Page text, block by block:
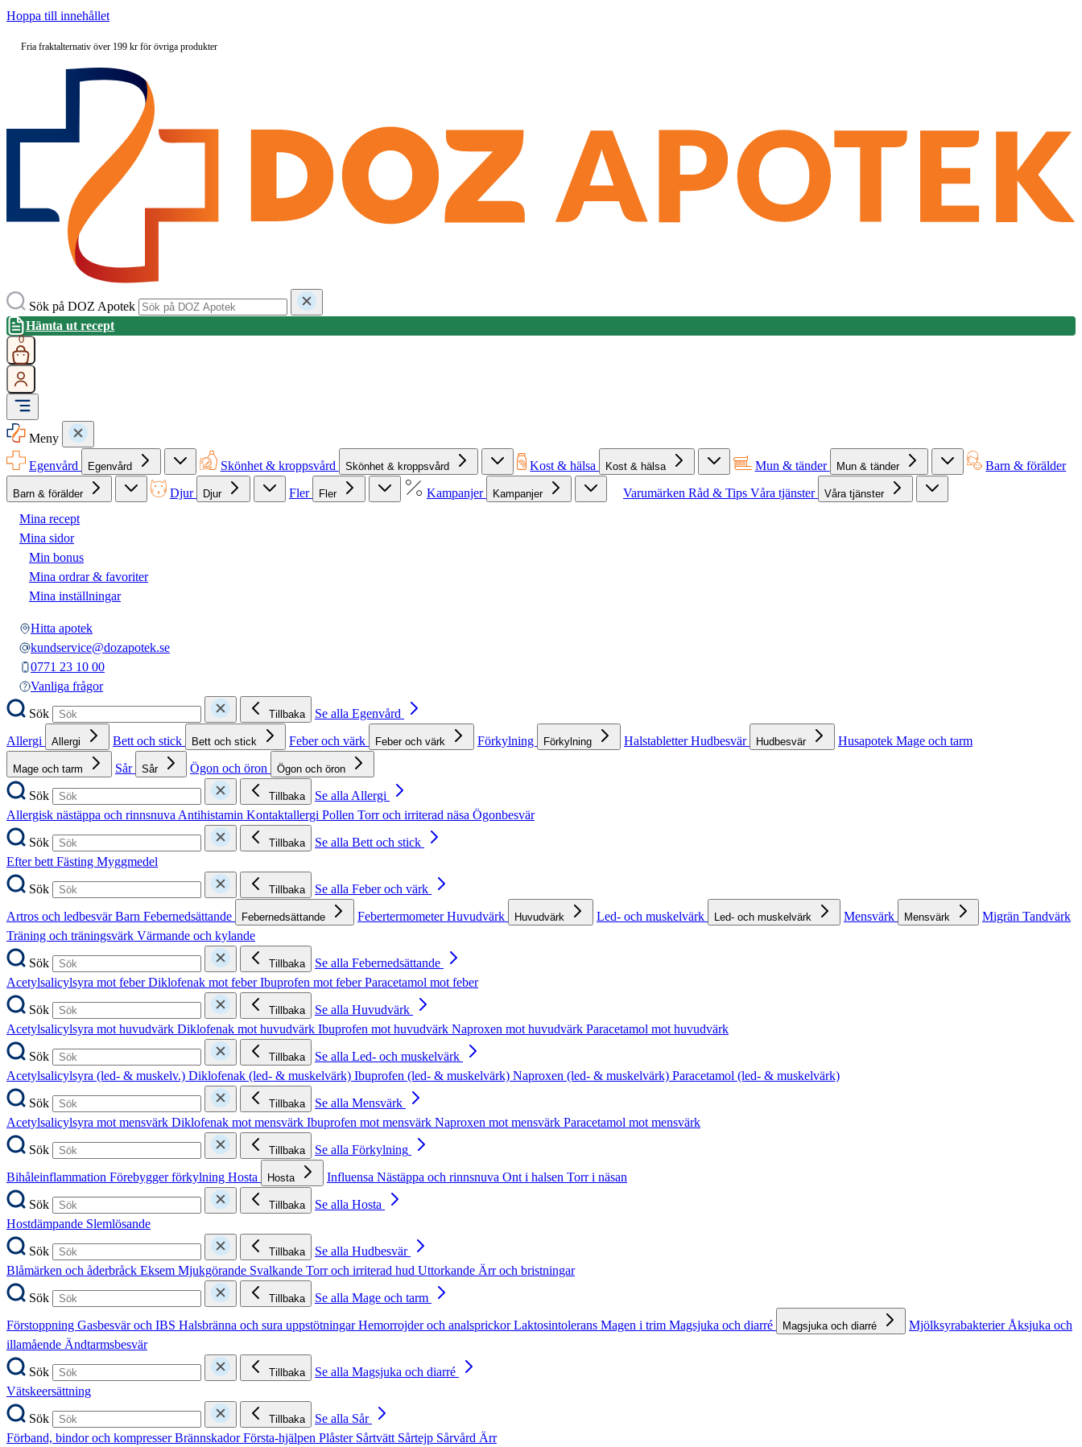
Hoppa till innehållet
Fria fraktalternativ över 199 kr för övriga produkter
Sök på DOZ Apotek
Hämta ut recept
0
Meny
Egenvård
Egenvård Skönhet & kroppsvård Skönhet & kroppsvård Kost & hälsa Kost & hälsa Mun & tänder Mun & tänder Barn & förälder
Barn & förälder Djur Djur Fler Fler Kampanjer Kampanjer Varumärken Råd & Tips Våra tjänster Våra tjänster
Mina recept
Mina sidor
Min bonus
Mina ordrar & favoriter
Mina inställningar
Hitta apotek
kundservice@dozapotek.se
0771 23 10 00
Vanliga frågor
Sök
Tillbaka
Se alla Egenvård
Allergi
Allergi Bett och stick Bett och stick Feber och värk Feber och värk Förkylning Förkylning HalstabletterHudbesvär Hudbesvär Husapotek Mage och tarm
Mage och tarm Sår Sår Ögon och öron Ögon och öron
Sök Tillbaka
Se alla Allergi
Allergisk nästäppa och rinnsnuva Antihistamin Kontaktallergi Pollen Torr och irriterad näsa Ögonbesvär
Sök
Tillbaka
Se alla Bett och stick
Efter bett Fästing Myggmedel
Sök
Tillbaka
Se alla Feber och värk
Artros och ledbesvärBarn Febernedsättande Febernedsättande FebertermometerHuvudvärk Huvudvärk Led- och muskelvärk Led- och muskelvärk Mensvärk Mensvärk Migrän Tandvärk
Träning och träningsvärk Värmande och kylande
Sök
Tillbaka
Se alla Febernedsättande
Acetylsalicylsyra mot feberDiklofenak mot feberIbuprofen mot feberParacetamol mot feber
Sök
Tillbaka
Se alla Huvudvärk
Acetylsalicylsyra mot huvudvärk Diklofenak mot huvudvärk Ibuprofen mot huvudvärk Naproxen mot huvudvärk Paracetamol mot huvudvärk
Sök
Tillbaka
Se alla Led- och muskelvärk
Acetylsalicylsyra (led- & muskelv.) Diklofenak (led- & muskelvärk) Ibuprofen (led- & muskelvärk) Naproxen (led- & muskelvärk) Paracetamol (led- & muskelvärk)
Sök
Tillbaka
Se alla Mensvärk
Acetylsalicylsyra mot mensvärk Diklofenak mot mensvärk Ibuprofen mot mensvärk Naproxen mot mensvärk Paracetamol mot mensvärk
Sök
Tillbaka
Se alla Förkylning
Bihåleinflammation Förebygger förkylning Hosta Hosta Influensa Nästäppa och rinnsnuva Ont i halsen Torr i näsan
Sök
Tillbaka
Se alla Hosta
Hostdämpande Slemlösande
Sök
Tillbaka
Se alla Hudbesvär
Blåmärken och åderbråck Eksem Mjukgörande Svalkande Torr och irriterad hud Uttorkande Ärr och bristningar
Sök
Tillbaka
Se alla Mage och tarm
Förstoppning Gasbesvär och IBS Halsbränna och sura uppstötningarHemorrojder och analsprickorLaktosintolerans Magen i trim Magsjuka och diarré Magsjuka och diarré Mjölksyrabakterier Åksjuka och
illamående Ändtarmsbesvär
Sök
Tillbaka
Se alla Magsjuka och diarré
Vätskeersättning
Sök
Tillbaka
Se alla Sår
Förband, bindor och kompresserBrännskadorFörsta-hjälpen Plåster Sårtvätt Sårtejp Sårvård Ärr